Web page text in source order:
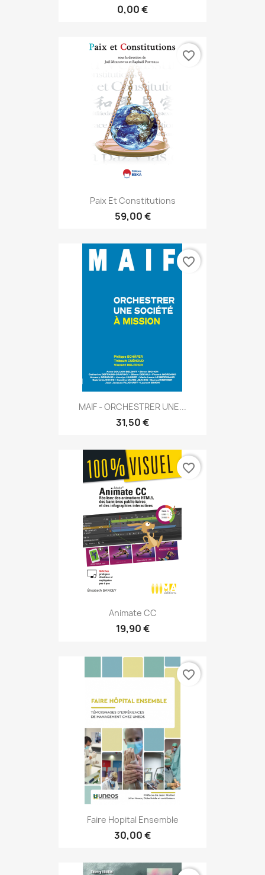
0,00 €
Paix Et Constitutions
59,00 €
favorite_border
MAIF - ORCHESTRER UNE...
31,50 €
favorite_border
Animate CC
19,90 €
favorite_border
Faire Hopital Ensemble
30,00 €
favorite_border